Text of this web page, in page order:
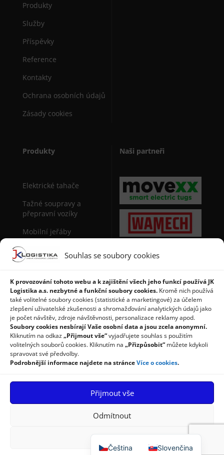
Souhlas se soubory cookies
K provozování tohoto webu a k zajištění všech jeho funkcí používá JK
Logistika a.s. nezbytné a funkční soubory cookies. Kromě nich používá
také volitelné soubory cookies (statistické a marketingové) za účelem
zlepšení uživatelské zkušenosti a shromažďování analytických údajů jako
je počet návštěv, zdroje návštěvnosti, personalizace reklamy apod.
Soubory cookies nesbírají Vaše osobní data a jsou zcela anonymní.
Kliknutím na odkaz„Přijmout vše“vyjadřujete souhlas s použitím
volitelných souborů cookies. Kliknutím na „Přizpůsobit“ můžete kdykoli
spravovat své předvolby.
Podrobnější informace najdete na stránceVíce o cookies.
Přijmout vše
Odmítnout
Přizpůsobit
Produkty
Služby
Příspěvky
Reference
Kontakty
Ochrana osobních údajů
Zásady cookies
Produkty
Elektrické tahače
Tažné soupravy a
přepravní vozíky
Mobilní jeřáby
Sudová manipulační
technika
Stohovače palet
Regály a použité regály
Naši partneři
Úvod Produkty Služby Příspěvky
Reference
Ochrana osobních údajů
Zásady cookies
Čeština Slovenčina